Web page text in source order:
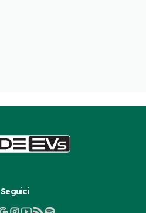
Seguici